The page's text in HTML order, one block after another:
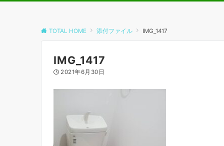
TOTAL HOME 添付ファイル IMG_1417
IMG_1417
2021年6月30日